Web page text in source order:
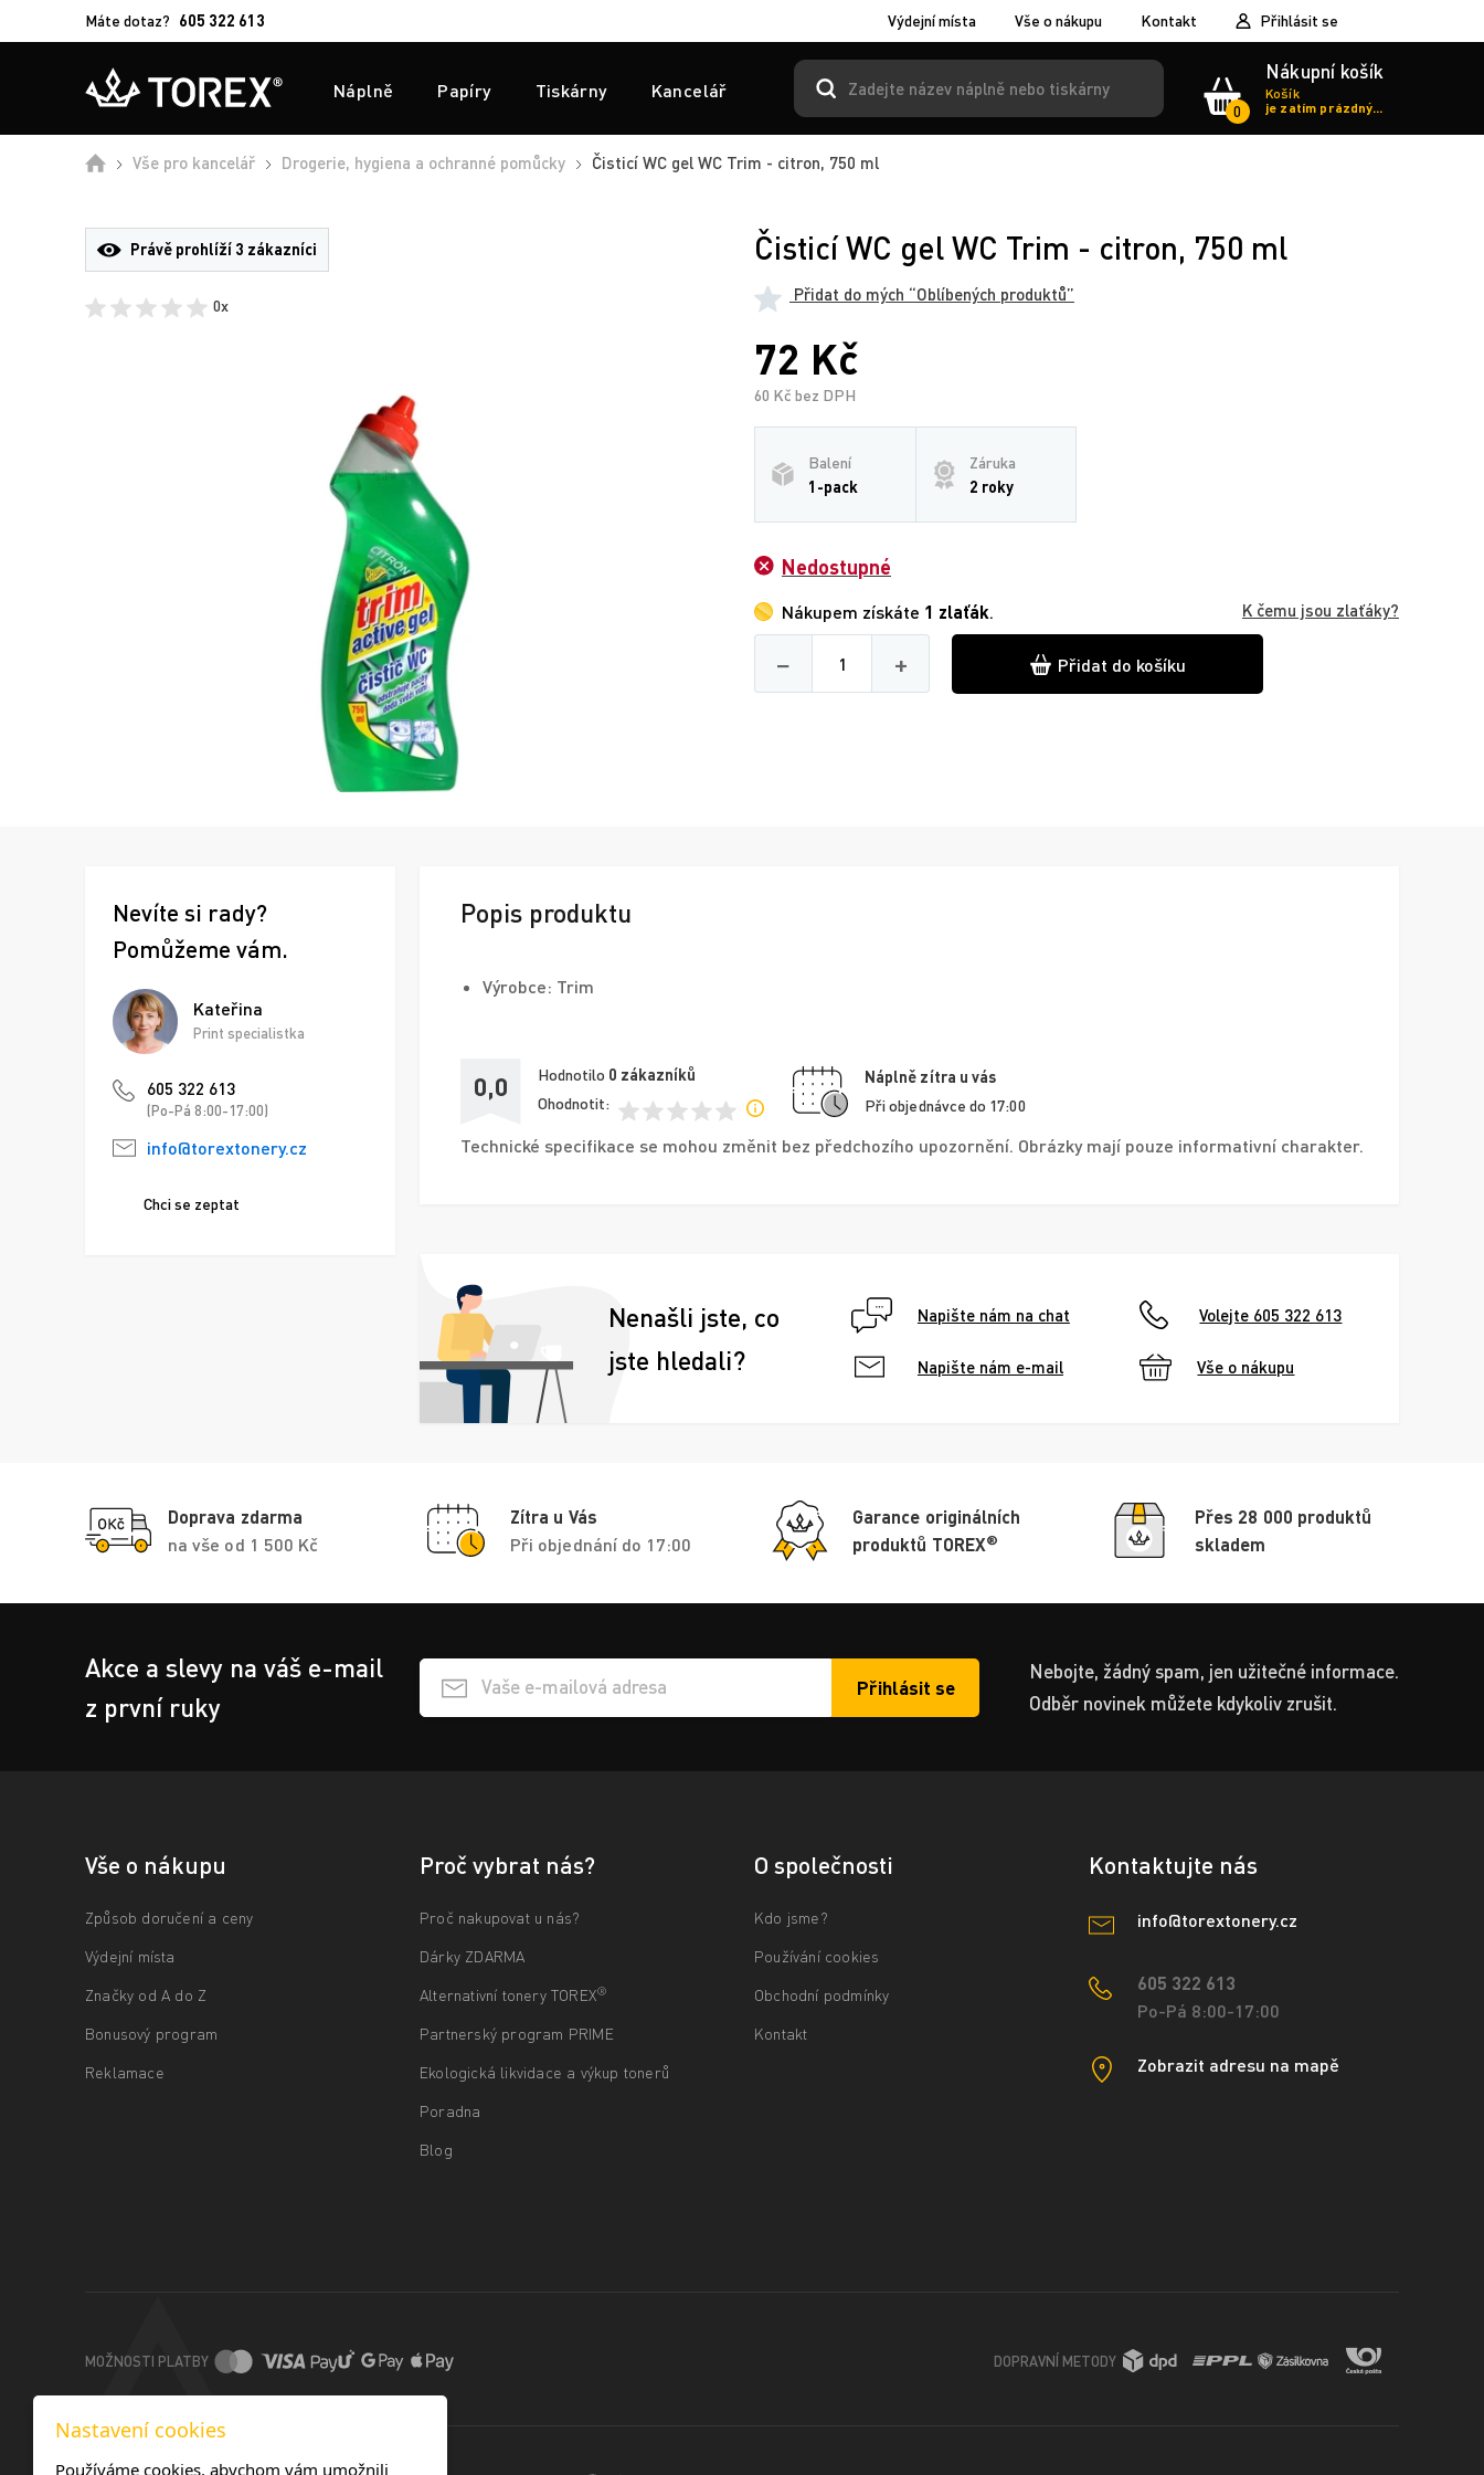
Máte dotaz? 605 322 613 Výdejní místa Vše o nákupu Kontakt Přihlásit se
Náplně Papíry Tiskárny Kancelář
0
Nákupní košík
Košík
je zatím prázdný...
ÚvodVše pro kancelář Drogerie, hygiena a ochranné pomůcky Čisticí WC gel WC Trim - citron, 750 ml
Právě prohlíží 3 zákazníci
0x
Čisticí WC gel WC Trim - citron, 750 ml
Přidat do mých “Oblíbených produktů”
72 Kč
60 Kč bez DPH
Balení
1-pack
Záruka
2 roky
Nedostupné
Nákupem získáte 1 zlaťák. K čemu jsou zlaťáky?
−
Množství
+ Přidat do košíku
Nevíte si rady?
Pomůžeme vám.
Kateřina
Print specialistka
605 322 613
(Po-Pá 8:00-17:00)
info@torextonery.cz
Chci se zeptat
Popis produktu
Výrobce: Trim
0,0 Hodnotilo 0 zákazníků
Ohodnotit:
Náplně zítra u vás
Při objednávce do 17:00
Technické specifikace se mohou změnit bez předchozího upozornění. Obrázky mají pouze informativní charakter.
Nenašli jste, co
jste hledali?
Napište nám na chat Volejte 605 322 613
Napište nám e-mail Vše o nákupu
Doprava zdarma
na vše od 1 500 Kč
Zítra u Vás
Při objednání do 17:00
Garance originálních
produktů TOREX®
Přes 28 000 produktů
skladem
Akce a slevy na váš e-mail
z první ruky
Přihlášení e-mailu k odběru Přihlásit se
Nebojte, žádný spam, jen užitečné informace.
Odběr novinek můžete kdykoliv zrušit.
Vše o nákupu
Způsob doručení a ceny
Výdejní místa
Značky od A do Z
Bonusový program
Reklamace
Proč vybrat nás?
Proč nakupovat u nás?
Dárky ZDARMA
Alternativní tonery TOREX®
Partnerský program PRIME
Ekologická likvidace a výkup tonerů
Poradna
Blog
O společnosti
Kdo jsme?
Používání cookies
Obchodní podmínky
Kontakt
Kontaktujte nás
info@torextonery.cz
605 322 613
Po-Pá 8:00-17:00
Zobrazit adresu na mapě
MOŽNOSTI PLATBY DOPRAVNÍ METODY
Nastavení cookies
Používáme cookies, abychom vám umožnili